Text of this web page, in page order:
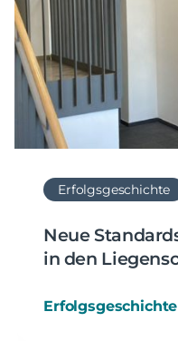
Erfolgsgeschichte
Neue
in den